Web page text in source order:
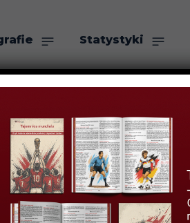
Statystyki